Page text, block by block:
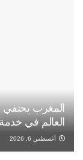
المغرب يحتفي
العالم في خدمة
أغسطس 6, 2026